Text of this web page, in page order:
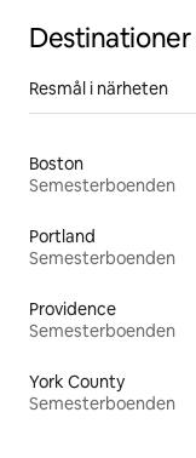
Resmål i närheten
Boston
Semesterboenden
Portland
Semesterboenden
Providence
Semesterboenden
York County
Semesterboenden